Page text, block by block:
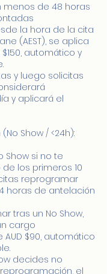
menos de 48 horas
la hora de la cita
(AEST), se aplica
automático y
y luego solicitas
y aplicará el
Show / <24h):
Show si no te
los primeros 10
reprogramar
horas de antelación
tras un No Show,
cargo
$90, automático
decides no
el